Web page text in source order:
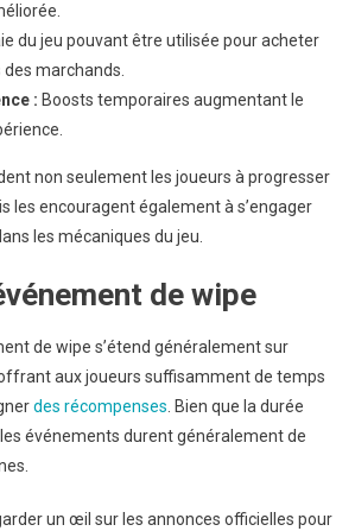
du jeu pouvant être utilisée pour acheter
marchands.
: Boosts temporaires augmentant le
non seulement les joueurs à progresser
les encouragent également à s’engager
les mécaniques du jeu.
de wipe
de wipe s’étend généralement sur
aux joueurs suffisamment de temps
des récompenses. Bien que la durée
événements durent généralement de
un œil sur les annonces officielles pour